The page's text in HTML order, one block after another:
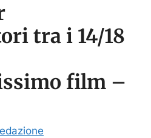
tra i 14/18
film –